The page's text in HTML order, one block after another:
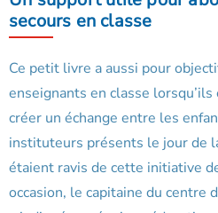
secours en classe
Ce petit livre a aussi pour
enseignants en classe
créer un échange entre les
instituteurs présents le jour de
étaient ravis de cette initiative
occasion, le capitaine du centre